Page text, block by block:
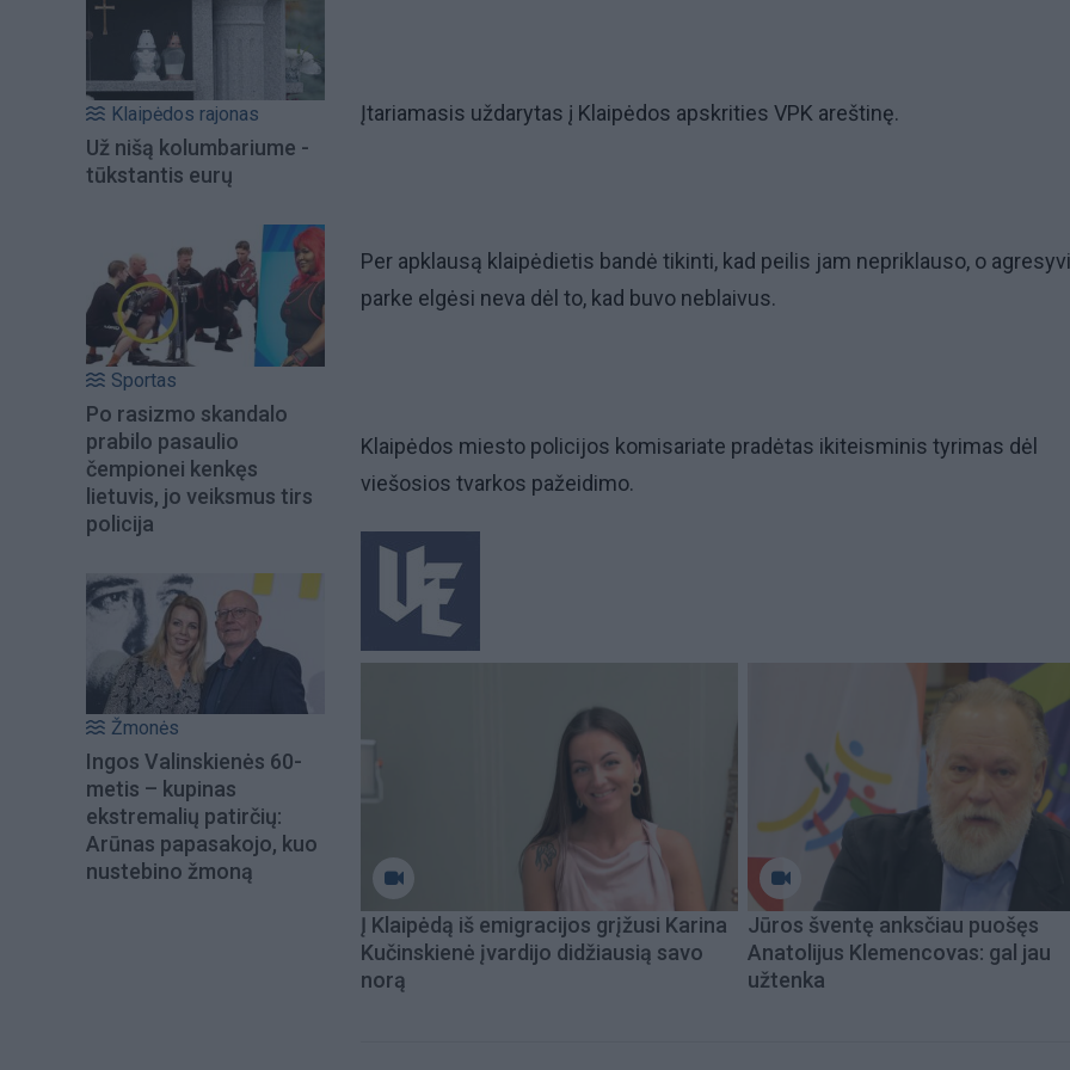
Klaipėdos rajonas
Už nišą kolumbariume -
tūkstantis eurų
Sportas
Po rasizmo skandalo
prabilo pasaulio
čempionei kenkęs
lietuvis, jo veiksmus tirs
policija
Žmonės
Ingos Valinskienės 60-
metis – kupinas
ekstremalių patirčių:
Arūnas papasakojo, kuo
nustebino žmoną
Įtariamasis uždarytas į Klaipėdos apskrities VPK areštinę.
Per apklausą klaipėdietis bandė tikinti, kad peilis jam nepriklauso, o
parke elgėsi neva dėl to, kad buvo neblaivus.
Klaipėdos miesto policijos komisariate pradėtas ikiteisminis tyrimas dėl
viešosios tvarkos pažeidimo.
Į Klaipėdą iš emigracijos grįžusi Karina
Kučinskienė įvardijo didžiausią savo
norą
Jūros šventę anksčiau puošęs
Anatolijus Klemencovas: gal jau
užtenka